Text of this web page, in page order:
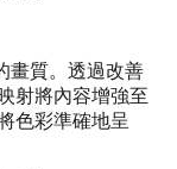
畫質。透過改善
射將內容增強至
色彩準確地呈